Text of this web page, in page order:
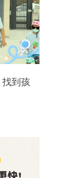
找到孩